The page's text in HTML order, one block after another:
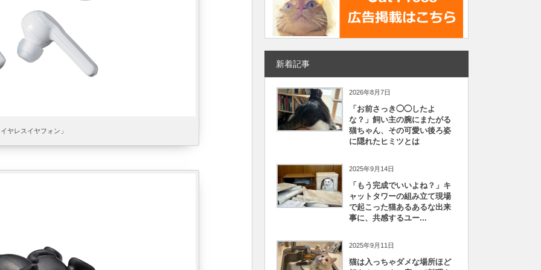
ヤレスイヤフォン」
新着記事
2026年8月7日
「お前さっき◯◯したよ
な？」飼い主の腕にまたがる
猫ちゃん、その可愛い後ろ姿
に隠れたヒミツとは
2025年9月14日
「もう完成でいいよね？」キ
ャットタワーの組み立て現場
で起こった猫あるあるな出来
事に、共感するユー...
2025年9月11日
猫は入っちゃダメな場所ほど